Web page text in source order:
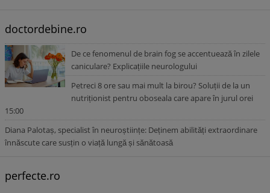
doctordebine.ro
De ce fenomenul de brain fog se accentuează în zilele
caniculare? Explicațiile neurologului
Petreci 8 ore sau mai mult la birou? Soluții de la un
nutriționist pentru oboseala care apare în jurul orei
15:00
Diana Palotaș, specialist în neuroștiințe: Deținem abilități extraordinare
înnăscute care susțin o viață lungă și sănătoasă
perfecte.ro